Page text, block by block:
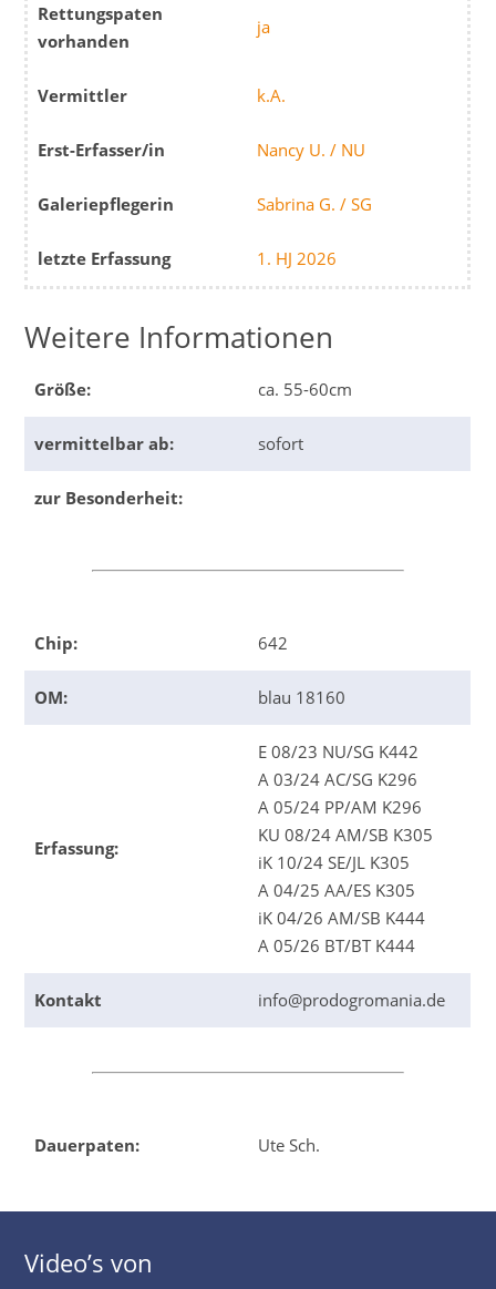
Rettungspaten
vorhanden
ja
Vermittler k.A.
Erst-Erfasser/in Nancy U. / NU
Galeriepflegerin Sabrina G. / SG
letzte Erfassung 1. HJ 2026
Weitere Informationen
Größe: ca. 55-60cm
vermittelbar ab: sofort
zur Besonderheit:
Chip: 642
OM: blau 18160
Erfassung:
E 08/23 NU/SG K442
A 03/24 AC/SG K296
A 05/24 PP/AM K296
KU 08/24 AM/SB K305
iK 10/24 SE/JL K305
A 04/25 AA/ES K305
iK 04/26 AM/SB K444
A 05/26 BT/BT K444
Kontakt info@prodogromania.de
Dauerpaten: Ute Sch.
Video’s von